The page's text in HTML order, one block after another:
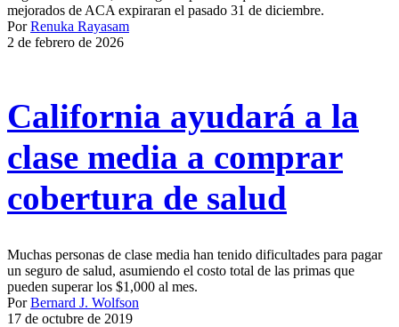
mejorados de ACA expiraran el pasado 31 de diciembre.
PorRenuka Rayasam
2 de febrero de 2026
California ayudará a la
clase media a comprar
cobertura de salud
Muchas personas de clase media han tenido dificultades para pagar
un seguro de salud, asumiendo el costo total de las primas que
pueden superar los $1,000 al mes.
PorBernard J. Wolfson
17 de octubre de 2019